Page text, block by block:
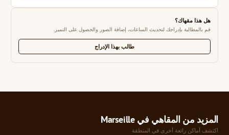
هل هذا مقهاك؟
قم بالمطالبة بإدراجك لتحديث الساعات، إضافة الصور والحصول على التميز.
طالب بهذا الإدراج
المزيد من المقاهي في Marseille
اكتشف أماكن رائعة أخرى في المنطقة